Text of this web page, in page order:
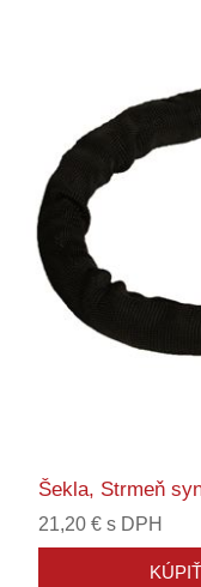
Šekla, Strmeň
21,20 € s DPH